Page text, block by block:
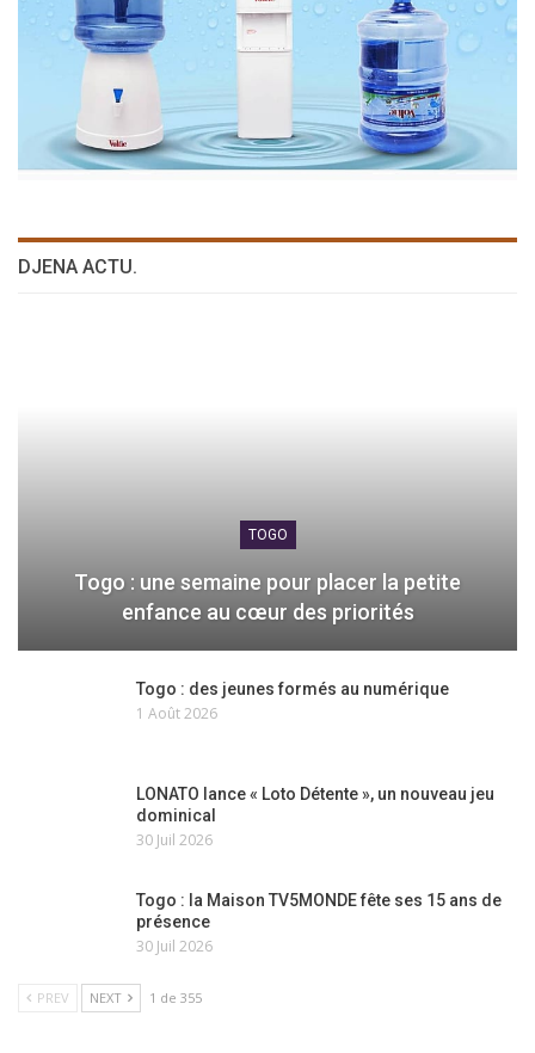
DJENA ACTU.
TOGO
Togo : une semaine pour placer la petite
enfance au cœur des priorités
Togo : des jeunes formés au numérique
1 Août 2026
LONATO lance « Loto Détente », un nouveau jeu
dominical
30 Juil 2026
Togo : la Maison TV5MONDE fête ses 15 ans de
présence
30 Juil 2026
PREV NEXT 1 de 355